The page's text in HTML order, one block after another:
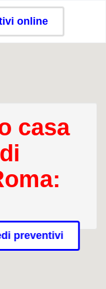
online
casa
preventivi